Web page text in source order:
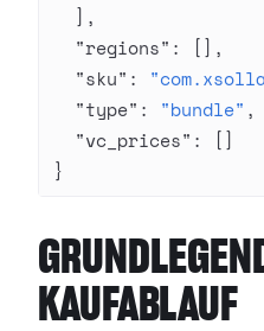
  ],
  "regions"
: [],
  "sku"
:
  "type"
: "bundle" ,
  "vc_prices"
: []
}
KAUFABLAUF